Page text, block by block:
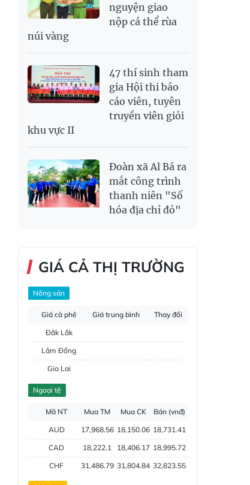
nguyện giao
nộp cá thể rùa
núi vàng
47 thí sinh tham
gia Hội thi báo
cáo viên, tuyên
truyền viên giỏi
khu vực II
Đoàn xã Al Bá ra
mắt công trình
thanh niên "Số
hóa địa chỉ đỏ"
GIÁ CẢ THỊ TRƯỜNG
Nông sản
Giá cà phê Giá trung bình
Thay đổi
Đắk Lắk
Lâm Đồng
Gia Lai
Đắk Nông
Ngoại tệ
Mã NT Mua TM Mua CK
Bán (vnđ)
AUD
17,968.56 18,150.06 18,731.41
CAD
18,222.1 18,406.17 18,995.72
CHF
31,486.79 31,804.84 32,823.55